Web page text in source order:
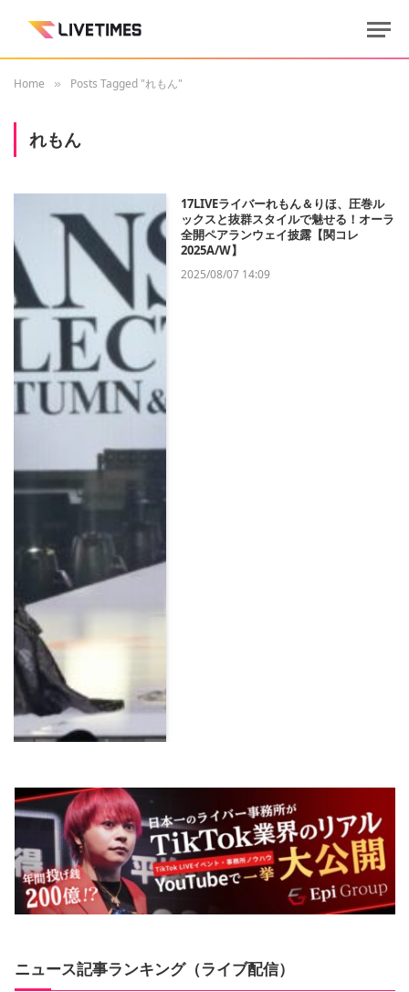
Home » Posts Tagged "れもん"
れもん
17LIVEライバーれもん＆りほ、圧巻ル
ックスと抜群スタイルで魅せる！オーラ
全開ペアランウェイ披露【関コレ
2025A/W】
2025/08/07 14:09
ニュース記事ランキング（ライブ配信）